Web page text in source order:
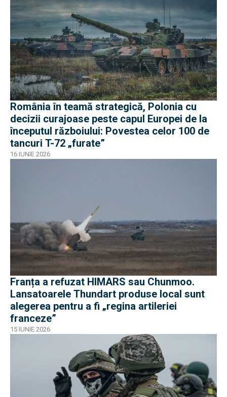
România în teamă strategică, Polonia cu
decizii curajoase peste capul Europei de la
începutul războiului: Povestea celor 100 de
tancuri T-72 „furate”
16 IUNIE 2026
Franța a refuzat HIMARS sau Chunmoo.
Lansatoarele Thundart produse local sunt
alegerea pentru a fi „regina artileriei
franceze”
15 IUNIE 2026